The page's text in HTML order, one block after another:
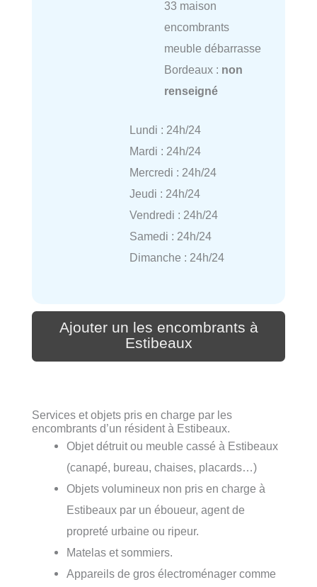
33 maison
encombrants
meuble débarrasse
Bordeaux : non
renseigné
Lundi : 24h/24
Mardi : 24h/24
Mercredi : 24h/24
Jeudi : 24h/24
Vendredi : 24h/24
Samedi : 24h/24
Dimanche : 24h/24
Ajouter un les encombrants à
Estibeaux
Services et objets pris en charge par les
encombrants d’un résident à Estibeaux.
Objet détruit ou meuble cassé à Estibeaux
(canapé, bureau, chaises, placards…)
Objets volumineux non pris en charge à
Estibeaux par un éboueur, agent de
propreté urbaine ou ripeur.
Matelas et sommiers.
Appareils de gros électroménager comme